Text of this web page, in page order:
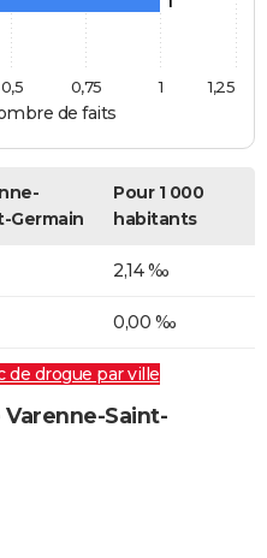
de faits
1
0,5 0,75 1,25
Germain
Pour 1 000
habitants
2,14 ‰
0,00 ‰
de drogue par ville
Saint-